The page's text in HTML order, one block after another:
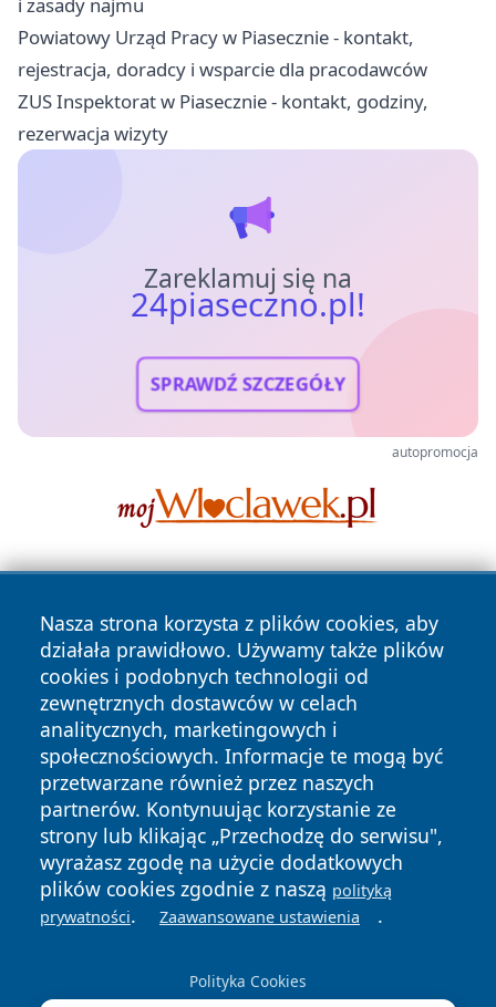
i zasady najmu
Powiatowy Urząd Pracy w Piasecznie - kontakt,
rejestracja, doradcy i wsparcie dla pracodawców
ZUS Inspektorat w Piasecznie - kontakt, godziny,
rezerwacja wizyty
Zareklamuj się na
24piaseczno.pl!
SPRAWDŹ SZCZEGÓŁY
autopromocja
Nasza strona korzysta z plików cookies, aby
działała prawidłowo. Używamy także plików
cookies i podobnych technologii od
zewnętrznych dostawców w celach
analitycznych, marketingowych i
społecznościowych. Informacje te mogą być
przetwarzane również przez naszych
partnerów. Kontynuując korzystanie ze
strony lub klikając „Przechodzę do serwisu",
wyrażasz zgodę na użycie dodatkowych
plików cookies zgodnie z naszą polityką
prywatności. Zaawansowane ustawienia .
Polityka Cookies
Copyright © 2026 24piaseczno.pl Wszystkie prawa
zastrzeżone.
News Autorzy
Polityka
Prywatności
Polityka
Cookies